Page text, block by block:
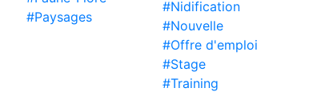
#Paysages
#Nidification
#Nouvelle
#Offre d'emploi
#Stage
#Training